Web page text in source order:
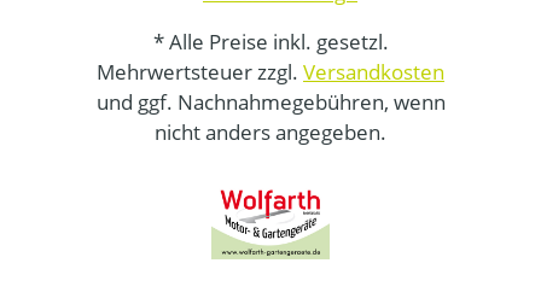
* Alle Preise inkl. gesetzl.
Mehrwertsteuer zzgl. Versandkosten
und ggf. Nachnahmegebühren, wenn
nicht anders angegeben.